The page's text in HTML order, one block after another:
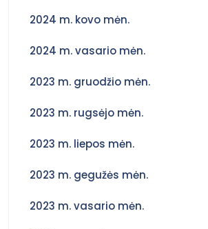
2024 m. kovo mėn.
2024 m. vasario mėn.
2023 m. gruodžio mėn.
2023 m. rugsėjo mėn.
2023 m. liepos mėn.
2023 m. gegužės mėn.
2023 m. vasario mėn.